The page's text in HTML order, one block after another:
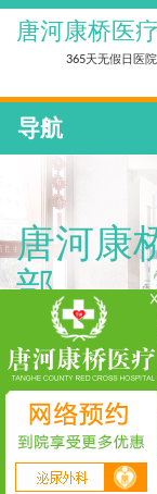
唐河康桥医
365天无假日医院
导航
唐河康
部
爱心 责任 诚信 奉献